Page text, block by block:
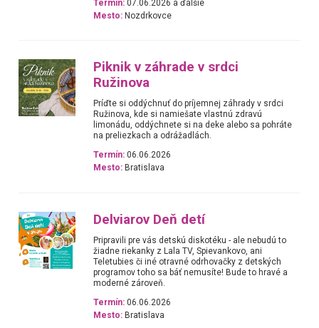
Termín: 07.06.2026 a ďalšie
Mesto: Nozdrkovce
Piknik v záhrade v srdci
Ružinova
Príďte si oddýchnuť do príjemnej záhrady v srdci
Ružinova, kde si namiešate vlastnú zdravú
limonádu, oddýchnete si na deke alebo sa pohráte
na preliezkach a odrážadlách.
Termín: 06.06.2026
Mesto: Bratislava
Delviarov Deň detí
Pripravili pre vás detskú diskotéku - ale nebudú to
žiadne riekanky z Lala TV, Spievankovo, ani
Teletubies či iné otravné odrhovačky z detských
programov toho sa báť nemusíte! Bude to hravé a
moderné zároveň.
Termín: 06.06.2026
Mesto: Bratislava